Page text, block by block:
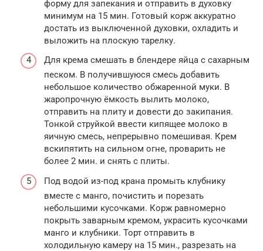
форму для запекания и отправить в духовку
минимум на 15 мин. Готовый корж аккуратно
достать из выключенной духовки, охладить и
выложить на плоскую тарелку.
Для крема смешать в блендере яйца с сахарным
песком. В получившуюся смесь добавить
небольшое количество обжаренной муки. В
жаропрочную ёмкость вылить молоко,
отправить на плиту и довести до закипания.
Тонкой струйкой ввести кипящее молоко в
яичную смесь, непрерывно помешивая. Крем
вскипятить на сильном огне, проварить не
более 2 мин. и снять с плиты.
Под водой из-под крана промыть клубнику
вместе с манго, почистить и порезать
небольшими кусочками. Корж равномерно
покрыть заварным кремом, украсить кусочками
манго и клубники. Торт отправить в
холодильную камеру на 15 мин., разрезать на